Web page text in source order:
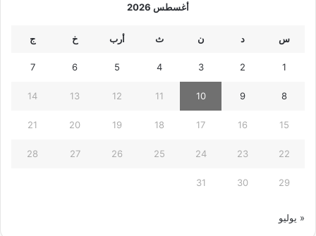
أغسطس 2026
س د ن ث أرب خ ج
1
2
3
4
5
6
7
8
9
10
11
12
13
14
15
16
17
18
19
20
21
22
23
24
25
26
27
28
29
30
31
« يوليو